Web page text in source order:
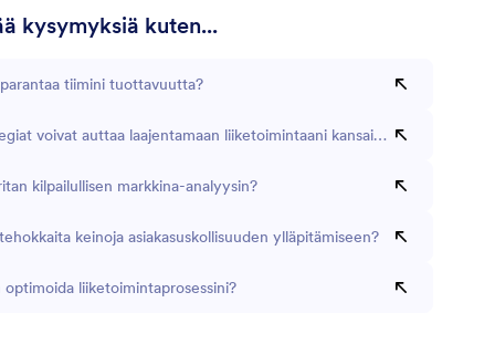
kysymyksiä kuten...
tiimini tuottavuutta?
voivat auttaa laajentamaan liiketoimintaani kansainvälisesti?
kilpailullisen markkina-analyysin?
keinoja asiakasuskollisuuden ylläpitämiseen?
optimoida liiketoimintaprosessini?